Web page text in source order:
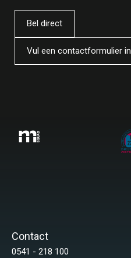
Bel direct
Vul een contactformulier in
Contact
0541 - 218 100